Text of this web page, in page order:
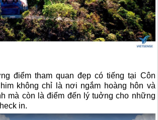
điểm tham quan đẹp có tiếng tại Côn
không chỉ là nơi ngắm hoàng hôn và
mà còn là điểm đến lý tuởng cho những
in.